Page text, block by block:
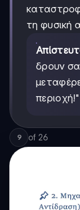
τη φυσική
δρουν
περιοχή!"
9 of 26